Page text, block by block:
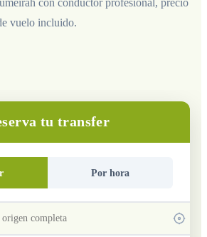
vuelo incluido.
tu transfer
Por hora